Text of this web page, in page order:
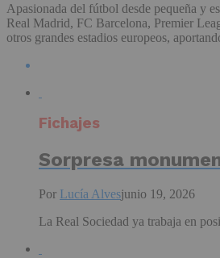
Apasionada del fútbol desde pequeña y
Real Madrid, FC Barcelona, Premier
otros grandes estadios europeos,
Fichajes
Sorpresa
Por Lucía Alvesjunio 19, 2026
La Real Sociedad ya trabaja en